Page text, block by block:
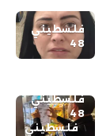
فلسطيني
48
فلسطيني
48
فلسطيني